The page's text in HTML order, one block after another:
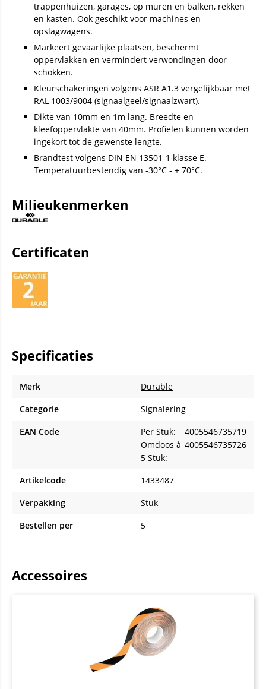
trappenhuizen, garages, op muren en balken, rekken
en kasten. Ook geschikt voor machines en
opslagwagens.
Markeert gevaarlijke plaatsen, beschermt
oppervlakken en vermindert verwondingen door
schokken.
Kleurschakeringen volgens ASR A1.3 vergelijkbaar met
RAL 1003/9004 (signaalgeel/signaalzwart).
Dikte van 10mm en 1m lang. Breedte en
kleefoppervlakte van 40mm. Profielen kunnen worden
ingekort tot de gewenste lengte.
Brandtest volgens DIN EN 13501-1 klasse E.
Temperatuurbestendig van -30°C - + 70°C.
Milieukenmerken
Certificaten
Specificaties
Merk
Durable
Categorie
Signalering
EAN Code
Per Stuk:
4005546735719
Omdoos à
5 Stuk:
4005546735726
Artikelcode
1433487
Verpakking
Stuk
Bestellen per
5
Accessoires